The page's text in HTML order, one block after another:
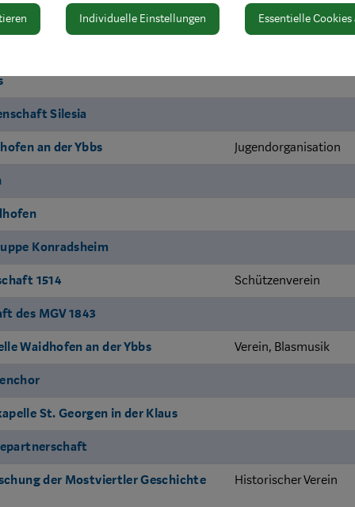
Wald
Silesia
an der Ybbs Jugendorganisation
Konradsheim
1514 Schützenverein
des MGV 1843
Waidhofen an der Ybbs Verein, Blasmusik
St. Georgen in der Klaus
der Mostviertler Geschichte
Historischer Verein
Individuelle Einstellungen Essentielle